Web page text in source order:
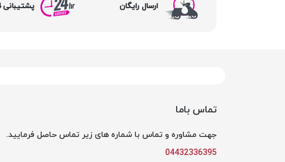
ارسال رایگان پشتیبانی 24 ساعته
تماس باما
جهت مشاوره و تماس با شماره های زیر تماس حاصل فرمایید.
04432336395